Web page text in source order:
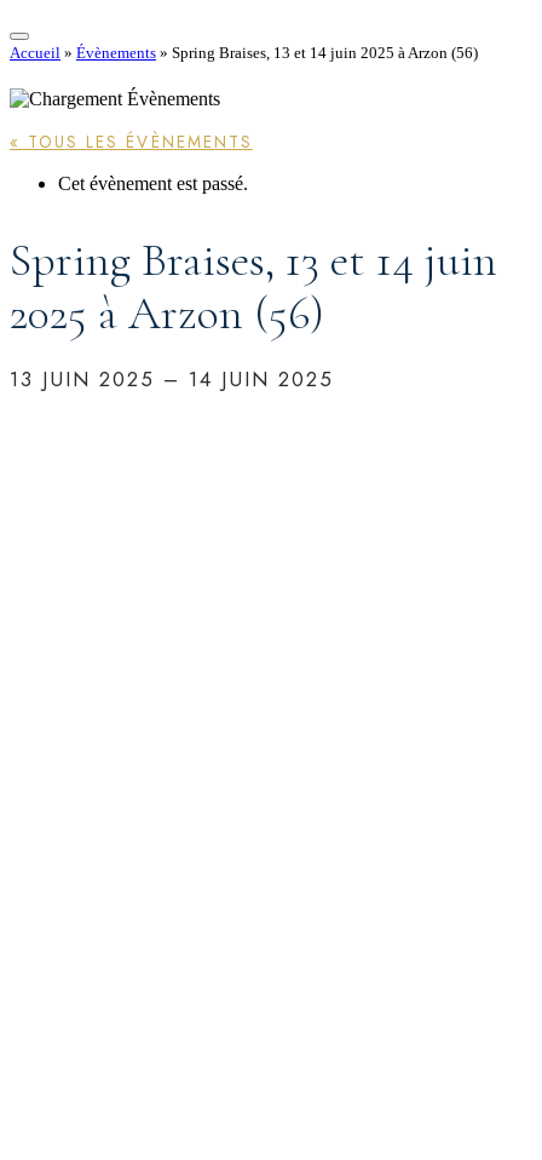
Accueil » Évènements » Spring Braises, 13 et 14 juin 2025 à Arzon (56)
« TOUS LES ÉVÈNEMENTS
Cet évènement est passé.
Spring Braises, 13 et 14 juin
2025 à Arzon (56)
13 JUIN 2025 – 14 JUIN 2025